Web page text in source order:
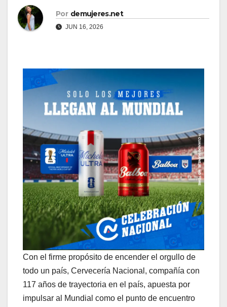
Por demujeres.net
JUN 16, 2026
Con el firme propósito de encender el orgullo de
todo un país, Cervecería Nacional, compañía con
117 años de trayectoria en el país, apuesta por
impulsar al Mundial como el punto de encuentro